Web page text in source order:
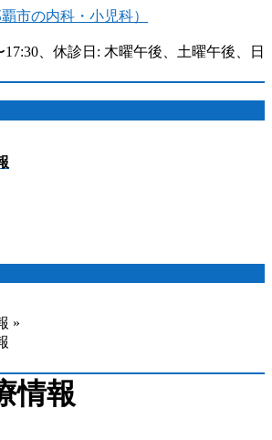
市の内科・小児科）
17:30、休診日: 木曜午後、土曜午後、日
»
情報